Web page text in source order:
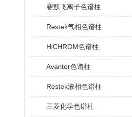
赛默飞离子色谱柱
Restek气相色谱柱
HiCHROM色谱柱
Avantor色谱柱
Restek液相色谱柱
三菱化学色谱柱